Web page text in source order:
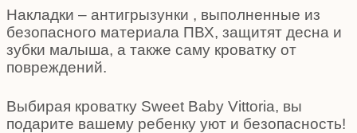
Накладки – антигрызунки , выполненные из
безопасного материала ПВХ, защитят десна и
зубки малыша, а также саму кроватку от
повреждений.
Выбирая кроватку Sweet Baby Vittoria, вы
подарите вашему ребенку уют и безопасность!